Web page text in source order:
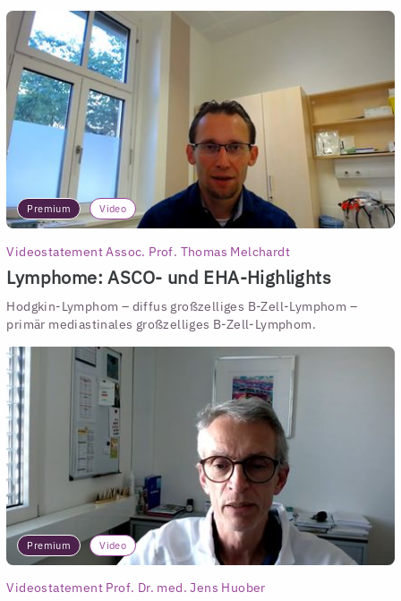
Premium Video
Videostatement Assoc. Prof. Thomas Melchardt
Lymphome: ASCO- und EHA-Highlights
Hodgkin-Lymphom – diffus großzelliges B-Zell-Lymphom –
primär mediastinales großzelliges B-Zell-Lymphom.
Premium Video
Videostatement Prof. Dr. med. Jens Huober